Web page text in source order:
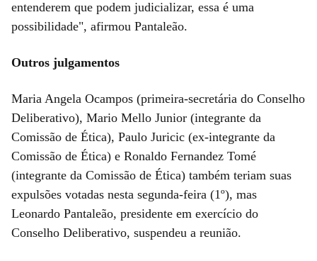
entenderem que podem judicializar, essa é uma
possibilidade", afirmou Pantaleão.
Outros julgamentos
Maria Angela Ocampos (primeira-secretária do Conselho
Deliberativo), Mario Mello Junior (integrante da
Comissão de Ética), Paulo Juricic (ex-integrante da
Comissão de Ética) e Ronaldo Fernandez Tomé
(integrante da Comissão de Ética) também teriam suas
expulsões votadas nesta segunda-feira (1º), mas
Leonardo Pantaleão, presidente em exercício do
Conselho Deliberativo, suspendeu a reunião.